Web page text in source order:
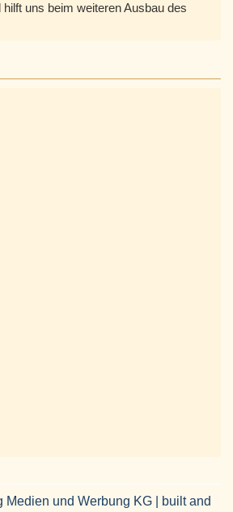
uns beim weiteren Ausbau des
und Werbung KG | built and